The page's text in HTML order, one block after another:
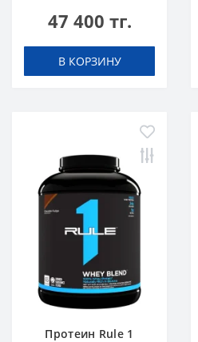
47 400 тг.
В КОРЗИНУ
Протеин Rule 1